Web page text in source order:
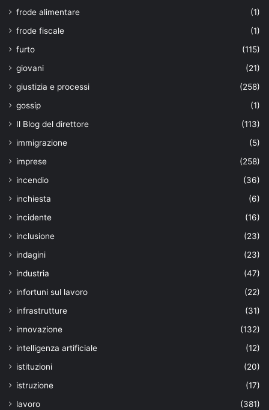
frode alimentare
(1)
frode fiscale
(1)
furto
(115)
giovani
(21)
giustizia e processi
(258)
gossip
(1)
Il Blog del direttore
(113)
immigrazione
(5)
imprese
(258)
incendio
(36)
inchiesta
(6)
incidente
(16)
inclusione
(23)
indagini
(23)
industria
(47)
infortuni sul lavoro
(22)
infrastrutture
(31)
innovazione
(132)
intelligenza artificiale
(12)
istituzioni
(20)
istruzione
(17)
lavoro
(381)